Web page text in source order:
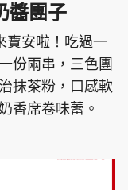
醬團子
寶安啦！吃過一
份兩串，三色團
抹茶粉，口感軟
香席卷味蕾。